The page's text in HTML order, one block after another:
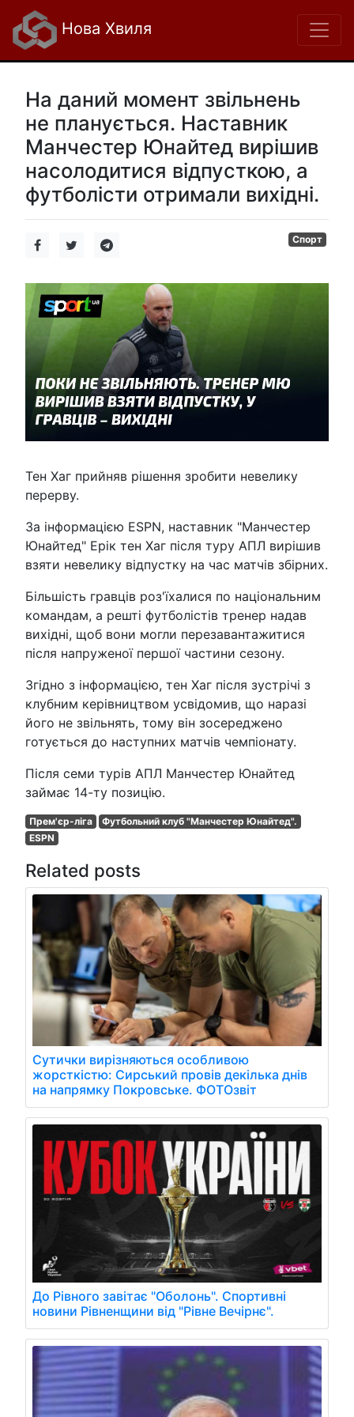
Нова Хвиля
На даний момент звільнень
не планується. Наставник
Манчестер Юнайтед вирішив
насолодитися відпусткою, а
футболісти отримали вихідні.
Спорт
Тен Хаг прийняв рішення зробити невелику
перерву.
За інформацією ESPN, наставник "Манчестер
Юнайтед" Ерік тен Хаг після туру АПЛ вирішив
взяти невелику відпустку на час матчів збірних.
Більшість гравців роз'їхалися по національним
командам, а решті футболістів тренер надав
вихідні, щоб вони могли перезавантажитися
після напруженої першої частини сезону.
Згідно з інформацією, тен Хаг після зустрічі з
клубним керівництвом усвідомив, що наразі
його не звільнять, тому він зосереджено
готується до наступних матчів чемпіонату.
Після семи турів АПЛ Манчестер Юнайтед
займає 14-ту позицію.
Прем'єр-ліга
Футбольний клуб "Манчестер Юнайтед".
ESPN
Related posts
Сутички вирізняються особливою
жорсткістю: Сирський провів декілька днів
на напрямку Покровське. ФОТОзвіт
До Рівного завітає "Оболонь". Спортивні
новини Рівненщини від "Рівне Вечірнє".